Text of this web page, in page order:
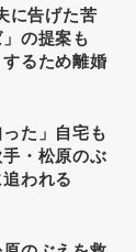
に告げた苦
の提案も
するため離婚
た」自宅も
・松原のぶ
われる